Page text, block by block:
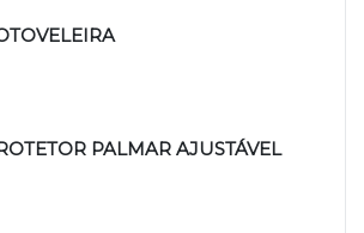
PALMAR AJUSTÁVEL